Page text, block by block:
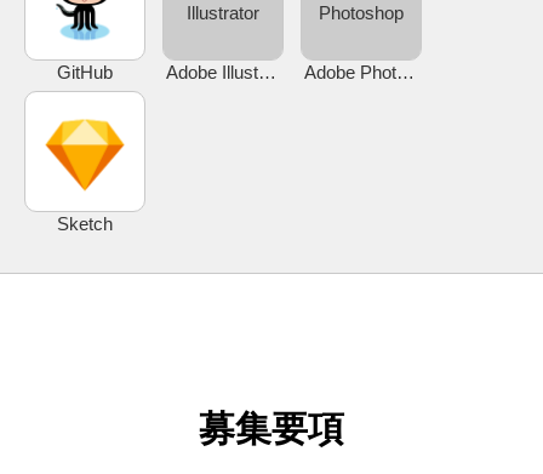
GitHub
Illustrator
Adobe Illustrator
Photoshop
Adobe Photoshop
Sketch
募集要項